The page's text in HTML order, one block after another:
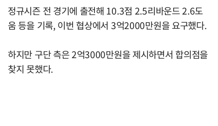
정규시즌 전 경기에 출전해 10.3점 2.5리바운드 2.6도
움 등을 기록, 이번 협상에서 3억2000만원을 요구했다.
하지만 구단 측은 2억3000만원을 제시하면서 합의점을
찾지 못했다.